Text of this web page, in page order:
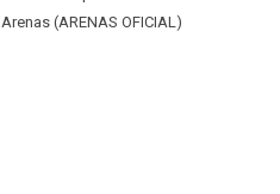
Arenas (ARENAS OFICIAL)